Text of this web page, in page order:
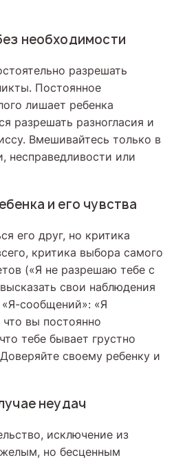
необходимости
разрешать
Постоянное
лишает ребенка
разрешать разногласия и
Вмешивайтесь только в
несправедливости или
и его чувства
его друг, но критика
критика выбора самого
(«Я не разрешаю тебе с
свои наблюдения
сообщений»: «Я
вы постоянно
тебе бывает грустно
своему ребенку и
неудач
исключение из
но бесценным